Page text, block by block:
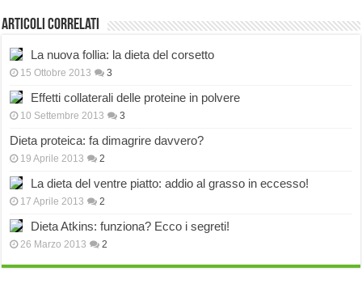
Articoli correlati
La nuova follia: la dieta del corsetto
15 Ottobre 2013 3
Effetti collaterali delle proteine in polvere
10 Settembre 2013 3
Dieta proteica: fa dimagrire davvero?
19 Aprile 2013 2
La dieta del ventre piatto: addio al grasso in eccesso!
17 Aprile 2013 2
Dieta Atkins: funziona? Ecco i segreti!
26 Marzo 2013 2